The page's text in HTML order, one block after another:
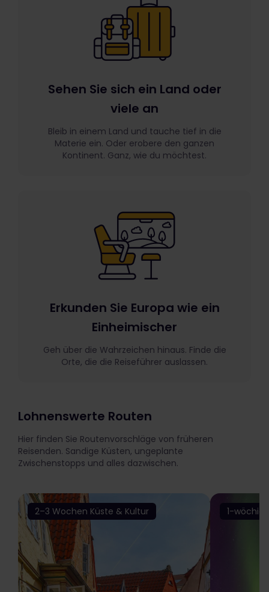
Sehen Sie sich ein Land oder
viele an
Bleib in einem Land und tauche tief in die
Materie ein. Oder erobere den ganzen
Kontinent. Ganz, wie du möchtest.
Erkunden Sie Europa wie ein
Einheimischer
Geh über die Wahrzeichen hinaus. Finde die
Orte, die die Reiseführer auslassen.
Lohnenswerte Routen
Hier finden Sie Routenvorschläge von früheren
Reisenden. Sandige Küsten, ungeplante
Zwischenstopps und alles dazwischen.
2–3 Wochen Küste & Kultur 1-